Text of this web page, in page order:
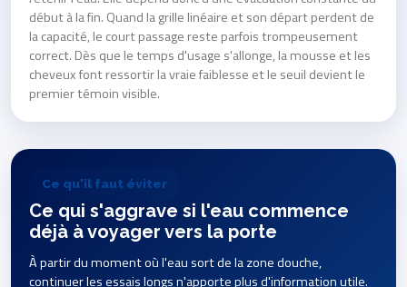
début à la fin. Quand la grille linéaire et son départ perdent de
la capacité, le court passage reste parfois trompeusement
correct. Dès que le temps d'usage s'allonge, la mousse et les
cheveux font ressortir la vraie faiblesse et le seuil devient le
premier témoin visible.
Ce qu'il faut éviter
Ce qui s'aggrave si l'eau commence
déjà à voyager vers la porte
À partir du moment où l'eau sort de la zone douche,
continuer les essais longs n'apporte plus d'information utile.